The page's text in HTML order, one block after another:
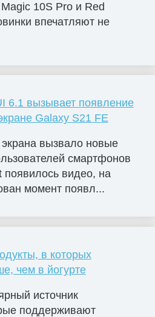
10S Pro и Red
впечатляют не
6.1 вызывает появление
Galaxy S21 FE
вызвало новые
смартфонов
видео, на
момент появл...
в которых
чем в йогурте
источник
поддерживают